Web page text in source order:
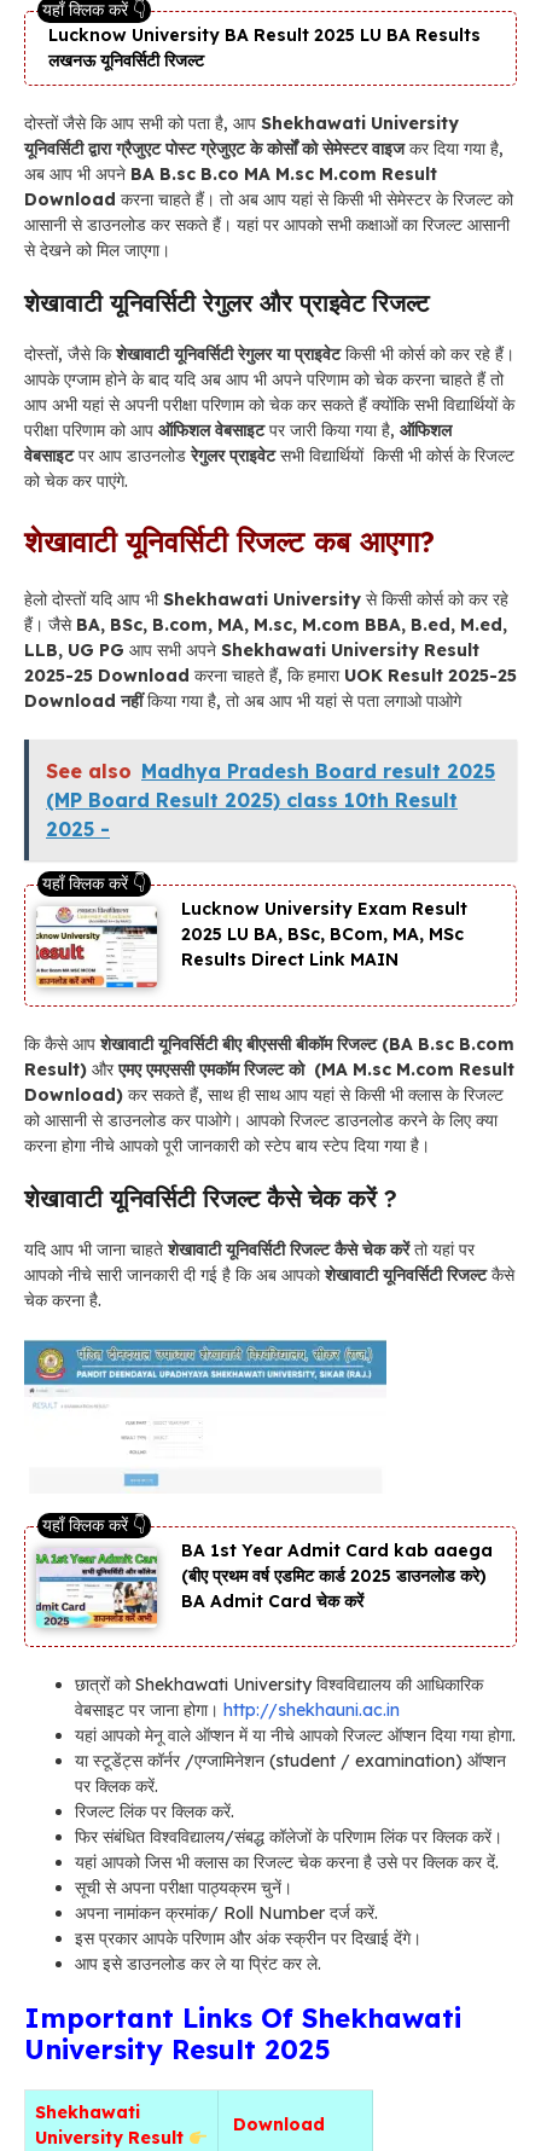
Lucknow University BA Result 2025 LU BA Results
लखनऊ यूनिवर्सिटी रिजल्ट
दोस्तों जैसे कि आप सभी को पता है, आप Shekhawati University
यूनिवर्सिटी द्वारा ग्रैजुएट पोस्ट ग्रेजुएट के कोर्सों को सेमेस्टर वाइजकर दिया गया है,
अब आप भी अपने BA B.sc B.co MA M.sc M.com Result
Download करना चाहते हैं। तो अब आप यहां से किसी भी सेमेस्टर के रिजल्ट को
आसानी से डाउनलोड कर सकते हैं। यहां पर आपको सभी कक्षाओं का रिजल्ट आसानी
से देखने को मिल जाएगा।
शेखावाटी यूनिवर्सिटी रेगुलर और प्राइवेट रिजल्ट
दोस्तों, जैसे किशेखावाटी यूनिवर्सिटी रेगुलर या प्राइवेटकिसी भी कोर्स को कर रहे हैं।
आपके एग्जाम होने के बाद यदि अब आप भी अपने परिणाम को चेक करना चाहते हैं तो
आप अभी यहां से अपनी परीक्षा परिणाम को चेक कर सकते हैं क्योंकि सभी विद्यार्थियों के
परीक्षा परिणाम को आप ऑफिशल वेबसाइटपर जारी किया गया है, ऑफिशल
वेबसाइटपर आप डाउनलोडरेगुलर प्राइवेटसभी विद्यार्थियों किसी भी कोर्स के रिजल्ट
को चेक कर पाएंगे.
शेखावाटी यूनिवर्सिटी रिजल्ट कब आएगा?
हेलो दोस्तों यदि आप भीShekhawati University से किसी कोर्स को कर रहे
हैं। जैसेBA, BSc, B.com, MA, M.sc, M.com BBA, B.ed, M.ed,
LLB, UG PG आप सभी अपने Shekhawati University Result
2025-25 Download करना चाहते हैं, कि हमारा UOK Result 2025-25
Download नहींकिया गया है, तो अब आप भी यहां से पता लगाओ पाओगे
See also Madhya Pradesh Board result 2025
(MP Board Result 2025) class 10th Result
2025 -
Lucknow University Exam Result
2025 LU BA, BSc, BCom, MA, MSc
Results Direct Link MAIN
कि कैसे आपशेखावाटी यूनिवर्सिटी बीए बीएससी बीकॉम रिजल्ट (BA B.sc B.com
Result) औरएमए एमएससी एमकॉम रिजल्ट को (MA M.sc M.com Result
Download) कर सकते हैं, साथ ही साथ आप यहां से किसी भी क्लास के रिजल्ट
को आसानी से डाउनलोड कर पाओगे। आपको रिजल्ट डाउनलोड करने के लिए क्या
करना होगा नीचे आपको पूरी जानकारी को स्टेप बाय स्टेप दिया गया है।
शेखावाटी यूनिवर्सिटी रिजल्ट कैसे चेक करें ?
यदि आप भी जाना चाहतेशेखावाटी यूनिवर्सिटी रिजल्ट कैसे चेक करेंतो यहां पर
आपको नीचे सारी जानकारी दी गई है कि अब आपकोशेखावाटी यूनिवर्सिटी रिजल्टकैसे
चेक करना है.
BA 1st Year Admit Card kab aaega
(बीए प्रथम वर्ष एडमिट कार्ड 2025 डाउनलोड करे)
BA Admit Card चेक करें
छात्रों को Shekhawati University विश्वविद्यालय की आधिकारिक
वेबसाइट पर जाना होगा। http://shekhauni.ac.in
यहां आपको मेनू वाले ऑप्शन में या नीचे आपको रिजल्ट ऑप्शन दिया गया होगा.
या स्टूडेंट्स कॉर्नर /एग्जामिनेशन (student / examination) ऑप्शन
पर क्लिक करें.
रिजल्ट लिंक पर क्लिक करें.
फिर संबंधित विश्वविद्यालय/संबद्ध कॉलेजों के परिणाम लिंक पर क्लिक करें।
यहां आपको जिस भी क्लास का रिजल्ट चेक करना है उसे पर क्लिक कर दें.
सूची से अपना परीक्षा पाठ्यक्रम चुनें।
अपना नामांकन क्रमांक/ Roll Number दर्ज करें.
इस प्रकार आपके परिणाम और अंक स्क्रीन पर दिखाई देंगे।
आप इसे डाउनलोड कर ले या प्रिंट कर ले.
Important Links Of Shekhawati
University Result 2025
Shekhawati
University Result
Download